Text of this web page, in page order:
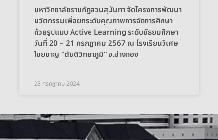
มหาวิทยาลัยราชภัฏสวนสุนันทา จัดโครงการพัฒนา
นวัตกรรมเพื่อยกระดับคุณภาพการจัดการศึกษา
ด้วยรูปแบบ Active Learning ระดับมัธยมศึกษา
วันที่ 20 – 21 กรกฎาคม 2567 ณ โรงเรียนวิเศษ
ไชยชาญ “ตันติวิทยาภูมิ” จ.อ่างทอง
25 กรกฎาคม 2024